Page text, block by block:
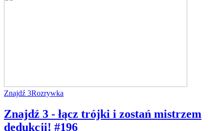
Znajdź 3Rozrywka
Znajdź 3 - łącz trójki i zostań mistrzem
dedukcji! #196